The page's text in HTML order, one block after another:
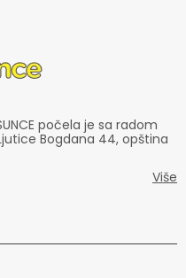
počela je sa radom
Bogdana 44, opština
Više